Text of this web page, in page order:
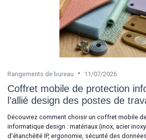
Rangements de bureau • 11/07/2026
Coffret mobile de protection
l’allié design des postes de
Découvrez comment choisir un coffret mobile
informatique design : matériaux (inox, acier
d’étanchéité IP, ergonomie, sécurité des